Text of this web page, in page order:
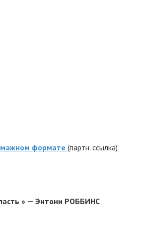
формате (партн. ссылка)
» — Энтони РОББИНС